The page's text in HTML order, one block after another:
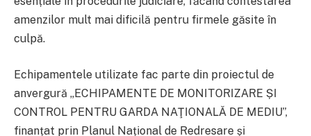
amenzilor mult mai dificilă pentru firmele găsite în
culpă.
Echipamentele utilizate fac parte din proiectul de
anvergură „ECHIPAMENTE DE MONITORIZARE ȘI
CONTROL PENTRU GARDA NAŢIONALĂ DE MEDIU”,
finanțat prin Planul Național de Redresare și